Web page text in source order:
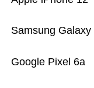
Google Pixel 6a
Samsung Galaxy